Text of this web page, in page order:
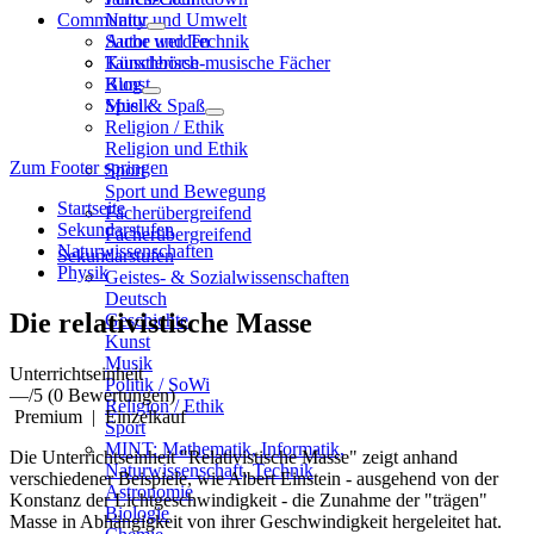
Natur und Umwelt
Sache und Technik
Künstlerisch-musische Fächer
Kunst
Musik
Religion / Ethik
Religion und Ethik
Sport
Sport und Bewegung
Fächerübergreifend
Fächerübergreifend
Sekundarstufen
Geistes- & Sozialwissenschaften
Deutsch
Geschichte
Kunst
Musik
Politik / SoWi
Religion / Ethik
Sport
MINT: Mathematik, Informatik,
Naturwissenschaft, Technik
Astronomie
Biologie
Community
Autor werden
Tauschbörse
Blog
Spiel & Spaß
Zum Footer springen
Startseite
Sekundarstufen
Naturwissenschaften
Physik
Die relativistische Masse
Unterrichtseinheit
—/5 (0 Bewertungen)
Premium | Einzelkauf
Die Unterrichtseinheit "Relativistische Masse" zeigt anhand
verschiedener Beispiele, wie Albert Einstein - ausgehend von der
Konstanz der Lichtgeschwindigkeit - die Zunahme der "trägen"
Masse in Abhängigkeit von ihrer Geschwindigkeit hergeleitet hat.